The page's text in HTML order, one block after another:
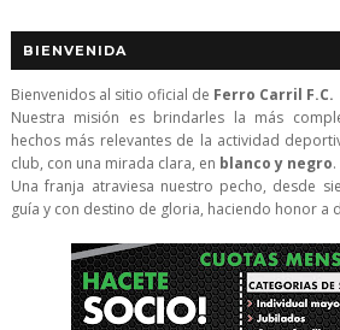
BIENVENIDA
Bienvenidos al sitio oficial de Ferro Carril F.C.
Nuestra misión es brindarles la más
hechos más relevantes de la actividad
club, con una mirada clara, en blanco y negro.
Una franja atraviesa nuestro pecho, desde
guía y con destino de gloria, haciendo honor a